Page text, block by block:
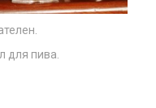
для пива.